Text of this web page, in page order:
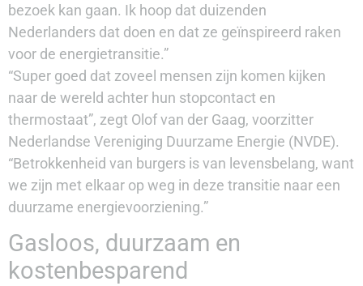
bezoek kan gaan. Ik hoop dat duizenden
Nederlanders dat doen en dat ze geïnspireerd raken
voor de energietransitie.”
“Super goed dat zoveel mensen zijn komen kijken
naar de wereld achter hun stopcontact en
thermostaat”, zegt Olof van der Gaag, voorzitter
Nederlandse Vereniging Duurzame Energie (NVDE).
“Betrokkenheid van burgers is van levensbelang, want
we zijn met elkaar op weg in deze transitie naar een
duurzame energievoorziening.”
Gasloos, duurzaam en
kostenbesparend